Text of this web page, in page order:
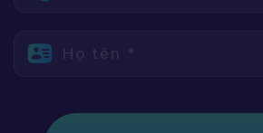
Họ tên *